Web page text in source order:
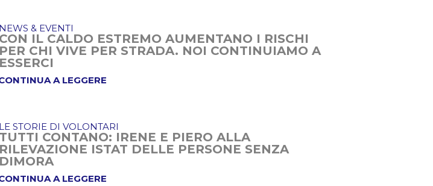
NEWS & EVENTI
CON IL CALDO ESTREMO AUMENTANO I RISCHI
PER CHI VIVE PER STRADA. NOI CONTINUIAMO A
ESSERCI
A LEGGERE
LE STORIE DI VOLONTARI
TUTTI CONTANO: IRENE E PIERO ALLA
RILEVAZIONE ISTAT DELLE PERSONE SENZA
DIMORA
A LEGGERE